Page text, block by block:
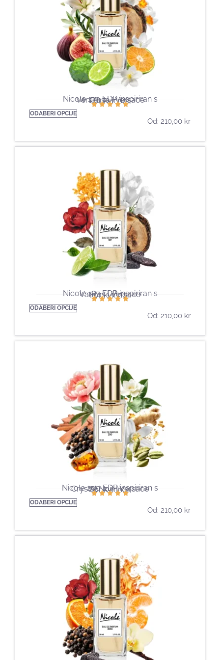
Nicole 133 EDP inspiriran s
Versense | Versace
För kvinnor
ODABERI OPCIJE
Od: 210,00 kr
Nicole 187 EDP inspiriran s
Vanitas | Versace
För kvinnor
ODABERI OPCIJE
Od: 210,00 kr
Nicole 200 EDP inspiriran s
Crystal Noir | Versace
För kvinnor
ODABERI OPCIJE
Od: 210,00 kr